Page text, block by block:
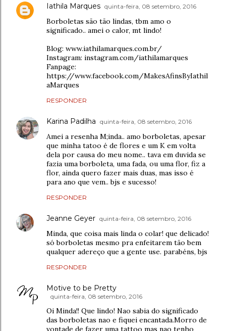
Iathila Marques quinta-feira, 08 setembro, 2016
Borboletas são tão lindas, tbm amo o
significado.. amei o calor, mt lindo!
Blog: www.iathilamarques.com.br/
Instagram: instagram.com/iathilamarques
Fanpage:
https://www.facebook.com/MakesAfinsByIathil
aMarques
RESPONDER
Karina Padilha quinta-feira, 08 setembro, 2016
Amei a resenha M;inda.. amo borboletas, apesar
que minha tatoo é de flores e um K em volta
dela por causa do meu nome.. tava em duvida se
fazia uma borboleta, uma fada, ou uma flor, fiz a
flor, ainda quero fazer mais duas, mas isso é
para ano que vem.. bjs e sucesso!
RESPONDER
Jeanne Geyer quinta-feira, 08 setembro, 2016
Minda, que coisa mais linda o colar! que delicado!
só borboletas mesmo pra enfeitarem tão bem
qualquer adereço que a gente use. parabéns, bjs
RESPONDER
Motive to be Pretty
quinta-feira, 08 setembro, 2016
Oi Minda!! Que lindo! Nao sabia do significado
das borboletas nao e fiquei encantada.Morro de
vontade de fazer uma tattoo mas nao tenho